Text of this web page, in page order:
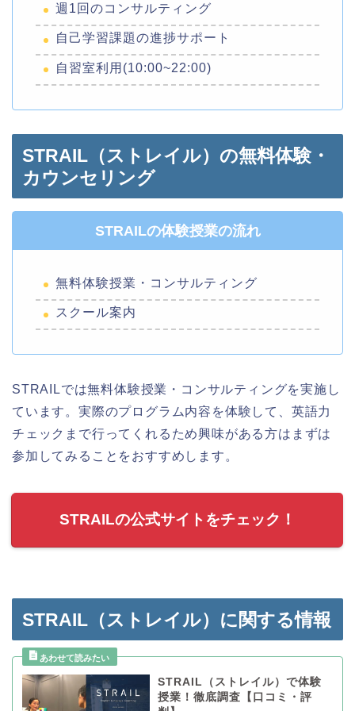
週1回のコンサルティング
自己学習課題の進捗サポート
自習室利用(10:00~22:00)
STRAIL（ストレイル）の無料体験・
カウンセリング
STRAILの体験授業の流れ
無料体験授業・コンサルティング
スクール案内
STRAILでは無料体験授業・コンサルティングを実施し
ています。実際のプログラム内容を体験して、英語力
チェックまで行ってくれるため興味がある方はまずは
参加してみることをおすすめします。
STRAILの公式サイトをチェック！
STRAIL（ストレイル）に関する情報
STRAIL（ストレイル）で体験
授業！徹底調査【口コミ・評